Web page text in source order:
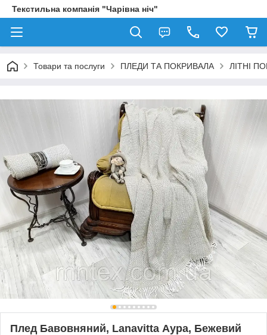
Текстильна компанія "Чарівна ніч"
Товари та послуги ПЛЕДИ ТА ПОКРИВАЛА ЛІТНІ
Плед Бавовняний, Lanavitta Аура, Бежевий